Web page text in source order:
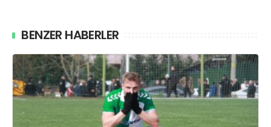
BENZER HABERLER